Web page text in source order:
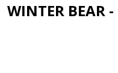
WINTER BEAR -